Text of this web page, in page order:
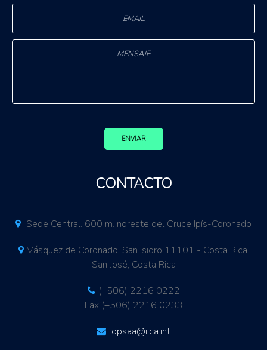
ENVIAR
CONTACTO
Sede Central. 600 m. noreste del Cruce Ipís-Coronado
Vásquez de Coronado, San Isidro 11101 - Costa Rica.
San José, Costa Rica
(+506) 2216 0222
Fax (+506) 2216 0233
opsaa@iica.int